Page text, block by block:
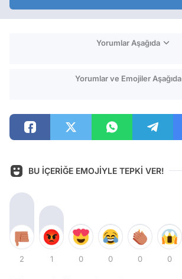
Yorumlar Aşağıda
Yorumlar ve Emojiler Aşağıda
BU İÇERİĞE EMOJİYLE TEPKİ VER!
2 1 0 0 0 0